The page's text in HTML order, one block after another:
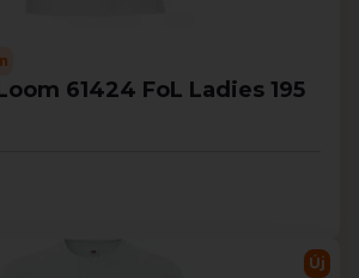
61424 FoL Ladies 195
Új